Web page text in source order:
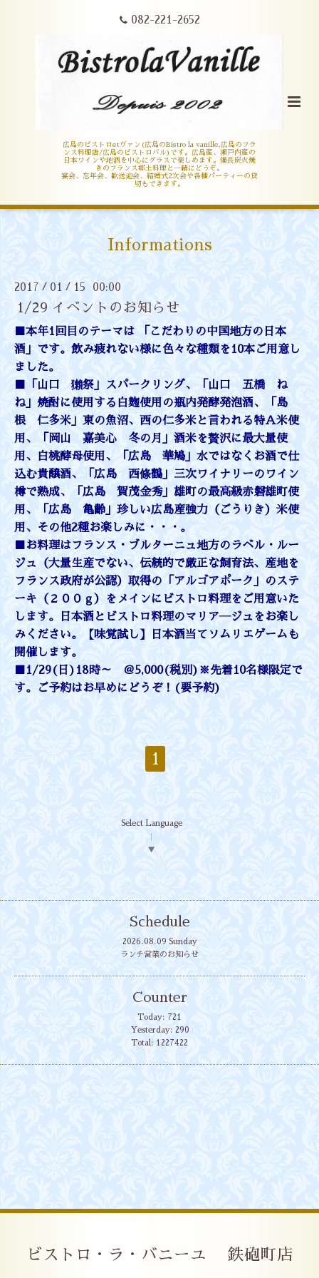
082-221-2652
広島のビストロetヴァン(広島のBistro la vanille,広島のフラ
ンス料理店/広島のビストロバル)です。広島産、瀬戸内産の
日本ワインや地酒を中心にグラスで楽しめます。備長炭火焼
きのフランス郷土料理と一緒にどうぞ。
宴会、忘年会、歓送迎会、結婚式2次会や各種パーティーの貸
切もできます。
Informations
2017 / 01 / 15 00:00
1/29 イベントのお知らせ
■本年1回目のテーマは 「こだわりの中国地方の日本
酒」です。飲み疲れない様に色々な種類を10本ご用意し
ました。
■「山口 獺祭」スパークリング、「山口 五橋 ね
ね」焼酎に使用する白麹使用の瓶内発酵発泡酒、「島
根 仁多米」東の魚沼、西の仁多米と言われる特Ａ米使
用、「岡山 嘉美心 冬の月」酒米を贅沢に最大量使
用、白桃酵母使用、「広島 華鳩」水ではなくお酒で仕
込む貴醸酒、「広島 西條鶴」三次ワイナリーのワイン
樽で熟成、「広島 賀茂金秀」雄町の最高級赤磐雄町使
用、「広島 亀齢」珍しい広島産強力（ごうりき）米使
用、その他2種お楽しみに・・・。
■お料理はフランス・ブルターニュ地方のラベル・ルー
ジュ（大量生産でない、伝統的で厳正な飼育法、産地を
フランス政府が公認）取得の「アルゴアポーク」のステ
ーキ（２００ｇ）をメインにビストロ料理をご用意いた
します。日本酒とビストロ料理のマリア―ジュをお楽し
みください。【味覚試し】日本酒当てソムリエゲームも
開催します。
■1/29(日)18時～ ＠5,000(税別)※先着10名様限定で
す。ご予約はお早めにどうぞ！(要予約)
1
Select Language
▼
Schedule
2026.08.09 Sunday
ランチ営業のお知らせ
Counter
Today: 721
Yesterday: 290
Total: 1227422
ビストロ・ラ・バニーユ 鉄砲町店